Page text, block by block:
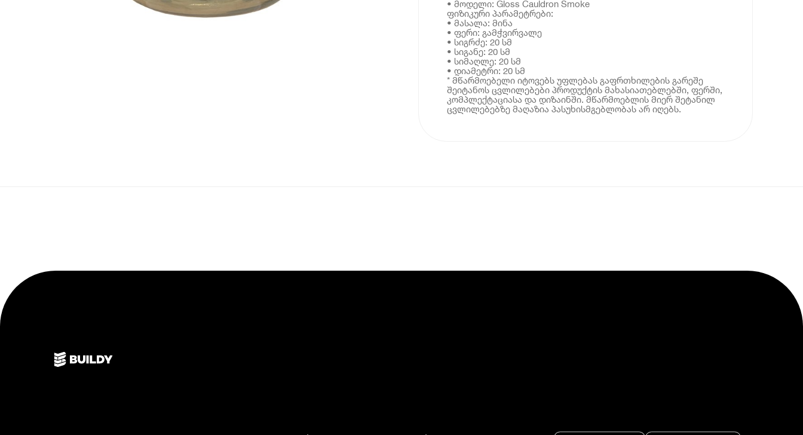
• მოდელი: Gloss Cauldron Smoke
ფიზიკური პარამეტრები:
• მასალა: მინა
• ფერი: გამჭვირვალე
• სიგრძე: 20 სმ
• სიგანე: 20 სმ
• სიმაღლე: 20 სმ
• დიამეტრი: 20 სმ
* მწარმოებელი იტოვებს უფლებას გაფრთხილების გარეშე
შეიტანოს ცვლილებები პროდუქტის მახასიათებლებში, ფერში,
კომპლექტაციასა და დიზაინში. მწარმოებლის მიერ შეტანილ
ცვლილებებზე მაღაზია პასუხისმგებლობას არ იღებს.